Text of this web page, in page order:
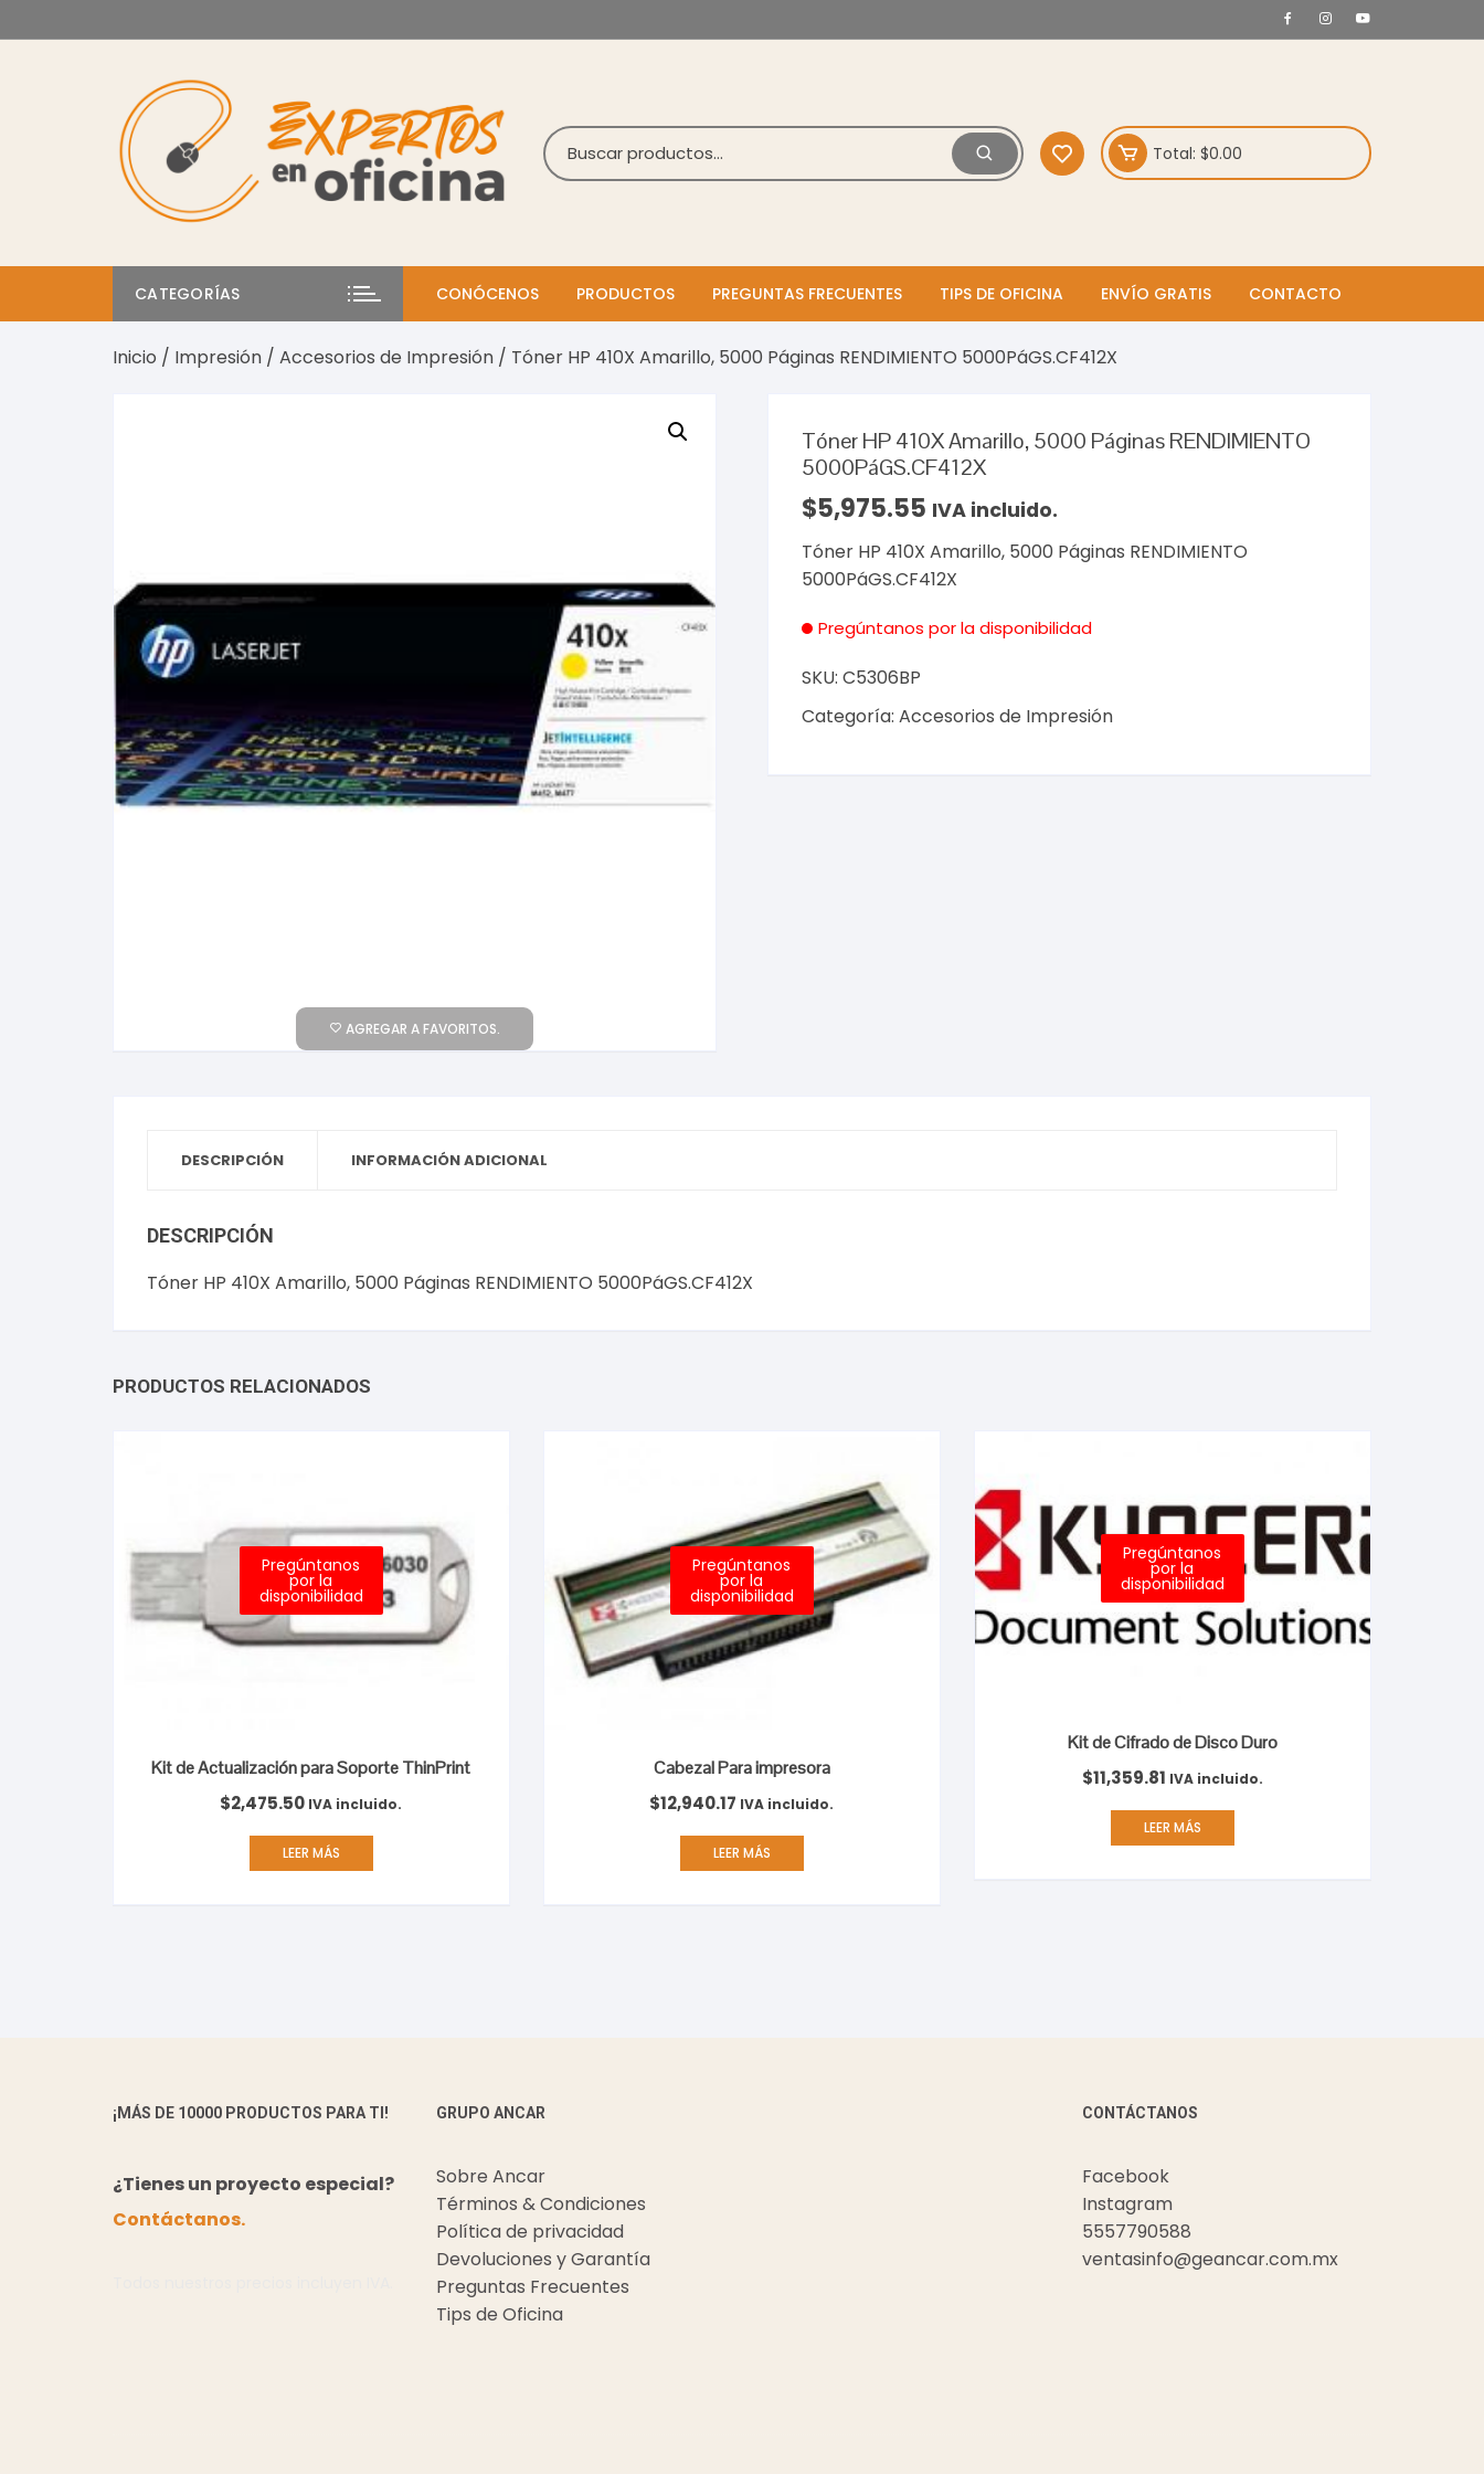
al
Total: $0.00
CATEGORÍAS CONÓCENOS PRODUCTOS PREGUNTAS FRECUENTES TIPS DE OFICINA ENVÍO GRATIS CONTACTO
Inicio / Impresión / Accesorios de Impresión / Tóner HP 410X Amarillo, 5000 Páginas RENDIMIENTO 5000PáGS.CF412X
AGREGAR A FAVORITOS.
Tóner HP 410X Amarillo, 5000 Páginas RENDIMIENTO
5000PáGS.CF412X
$5,975.55 IVA incluido.
Tóner HP 410X Amarillo, 5000 Páginas RENDIMIENTO
5000PáGS.CF412X
Pregúntanos por la disponibilidad
SKU: C5306BP
Categoría: Accesorios de Impresión
DESCRIPCIÓN INFORMACIÓN ADICIONAL
DESCRIPCIÓN
Tóner HP 410X Amarillo, 5000 Páginas RENDIMIENTO 5000PáGS.CF412X
PRODUCTOS RELACIONADOS
Pregúntanos
por la
disponibilidad
Kit de Actualización para Soporte ThinPrint
$2,475.50 IVA incluido.
LEER MÁS
Pregúntanos
por la
disponibilidad
Cabezal Para impresora
$12,940.17 IVA incluido.
LEER MÁS
Pregúntanos
por la
disponibilidad
Kit de Cifrado de Disco Duro
$11,359.81 IVA incluido.
LEER MÁS
¡MÁS DE 10000 PRODUCTOS PARA TI!
¿Tienes un proyecto especial?
Contáctanos.
GRUPO ANCAR
Sobre Ancar
Términos & Condiciones
Política de privacidad
Devoluciones y Garantía
Preguntas Frecuentes
Tips de Oficina
CONTÁCTANOS
Facebook
Instagram
5557790588
ventasinfo@geancar.com.mx